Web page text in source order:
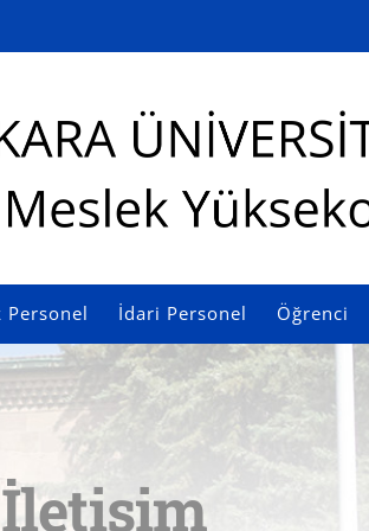
Personel İdari Personel Öğrenci
İletişim